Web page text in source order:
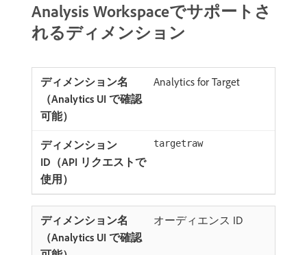
Analysis Workspaceでサポートさ
れるディメンション
Analytics for Target
targetraw
オーディエンス ID